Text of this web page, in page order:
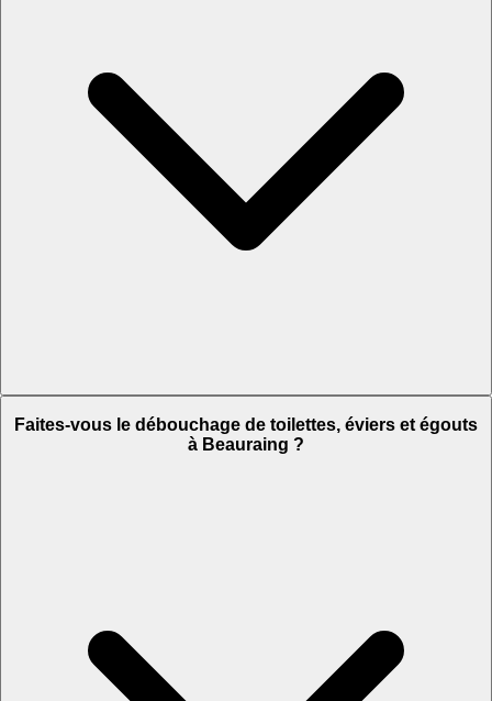
Faites-vous le débouchage de toilettes, éviers et égouts
à Beauraing ?